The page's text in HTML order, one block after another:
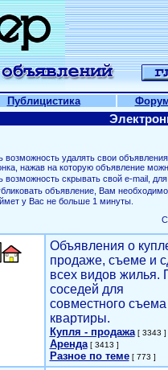
Публицистика
возможность удалять свои
нажав на которую объявление
возможность скрывать свой е-mail,
объявление, Вам
у Вас не больше 1 минуты.
Объявления о
продаже, съеме и
всех видов жилья.
соседей для
совместного съема
квартиры.
Купля - продажа[ 3343 ]
Аренда[ 3413 ]
Разное по теме[ 773 ]